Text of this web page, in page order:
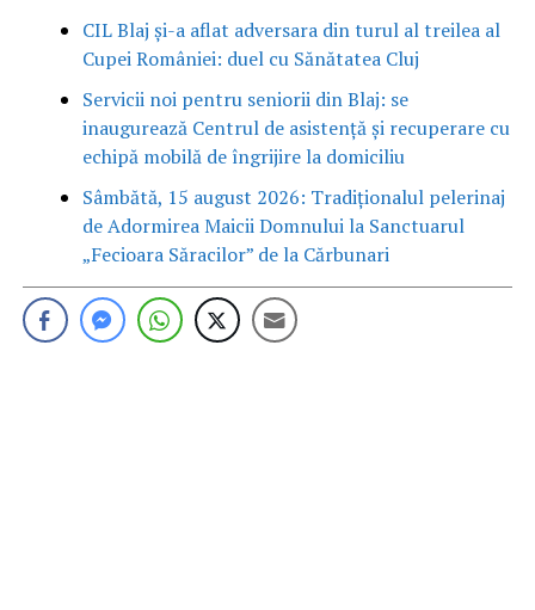
CIL Blaj și-a aflat adversara din turul al treilea al
Cupei României: duel cu Sănătatea Cluj
Servicii noi pentru seniorii din Blaj: se
inaugurează Centrul de asistență și recuperare cu
echipă mobilă de îngrijire la domiciliu
Sâmbătă, 15 august 2026: Tradiționalul pelerinaj
de Adormirea Maicii Domnului la Sanctuarul
„Fecioara Săracilor” de la Cărbunari